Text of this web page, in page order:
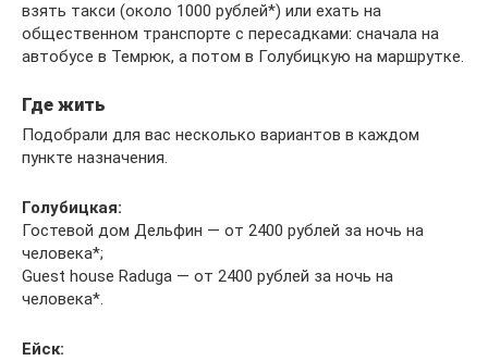
взять такси (около 1000 рублей*) или ехать на
общественном транспорте с пересадками: сначала на
автобусе в Темрюк, а потом в Голубицкую на маршрутке.
Где жить
Подобрали для вас несколько вариантов в каждом
пункте назначения.
Голубицкая:
Гостевой дом Дельфин — от 2400 рублей за ночь на
человека*;
Guest house Raduga — от 2400 рублей за ночь на
человека*.
Ейск: